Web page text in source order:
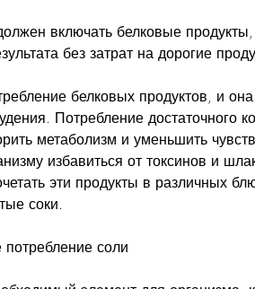
включать белковые
без затрат на дорогие
белковых продуктов, и
Потребление достаточного
метаболизм и уменьшить
избавиться от токсинов и
эти продукты в различных
соки.
соли